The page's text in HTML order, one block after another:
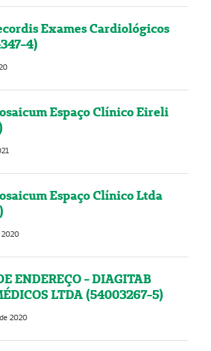
Exames Cardiológicos
4)
Espaço Clínico Eireli
Espaço Clínico Ltda
2020
ENDEREÇO - DIAGITAB
LTDA (54003267-5)
2020